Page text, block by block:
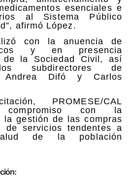
esenciales e
al Sistema Público
afirmó López.
con la anuencia de
y en presencia
de la Sociedad Civil, así
subdirectores de
Andrea Difó y Carlos
PROMESE/CAL
con la
la gestión de las compras
de servicios tendentes a
de la población